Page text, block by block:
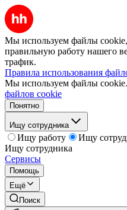
Мы используем файлы
правильную работу нашего
трафик.
Правила использования
Мы используем файлы cookie.
файлов cookie
Понятно
Ищу сотрудника
Ищу работу
Ищу
Ищу сотрудника
Сервисы
Помощь
Ещё
Поиск